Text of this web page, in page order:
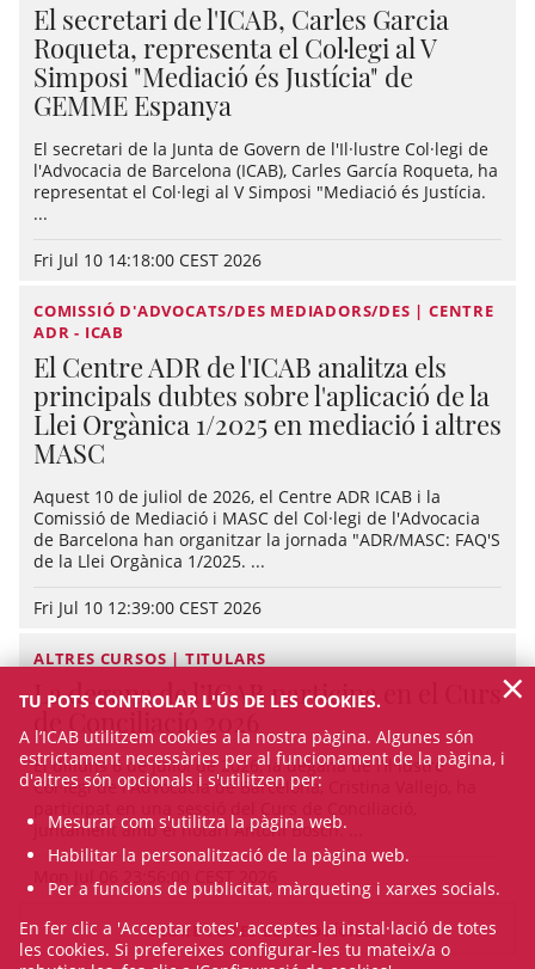
El secretari de l'ICAB, Carles Garcia
Roqueta, representa el Col·legi al V
Simposi "Mediació és Justícia" de
GEMME Espanya
El secretari de la Junta de Govern de l'Il·lustre Col·legi de
l'Advocacia de Barcelona (ICAB), Carles García Roqueta, ha
representat el Col·legi al V Simposi "Mediació és Justícia.
...
Fri Jul 10 14:18:00 CEST 2026
COMISSIÓ D'ADVOCATS/DES MEDIADORS/DES | CENTRE
ADR - ICAB
El Centre ADR de l'ICAB analitza els
principals dubtes sobre l'aplicació de la
Llei Orgànica 1/2025 en mediació i altres
MASC
Aquest 10 de juliol de 2026, el Centre ADR ICAB i la
Comissió de Mediació i MASC del Col·legi de l'Advocacia
de Barcelona han organitzar la jornada "ADR/MASC: FAQ'S
de la Llei Orgànica 1/2025. ...
Fri Jul 10 12:39:00 CEST 2026
ALTRES CURSOS | TITULARS
La degana de l’ICAB participa en el Curs
de Conciliació 2026
El dilluns 6 de juliol de 2026, la degana de l’Il·lustre
Col·legi de l'Advocacia de Barcelona, Cristina Vallejo, ha
juntament amb el notari Antoni Bosch. ...
Mon Jul 06 23:56:00 CEST 2026
VEURE TOTES LES NOTÍCIES
TU POTS CONTROLAR L'ÚS DE LES COOKIES.
A l’ICAB utilitzem cookies a la nostra pàgina. Algunes són
estrictament necessàries per al funcionament de la pàgina, i
d'altres són opcionals i s'utilitzen per:
Mesurar com s'utilitza la pàgina web.
Habilitar la personalització de la pàgina web.
Per a funcions de publicitat, màrqueting i xarxes socials.
En fer clic a 'Acceptar totes', acceptes la instal·lació de totes
les cookies. Si prefereixes configurar-les tu mateix/a o
×